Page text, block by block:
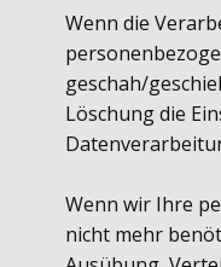
Wenn die
geschah/
Löschung die
Wenn wir Ihre
nicht mehr